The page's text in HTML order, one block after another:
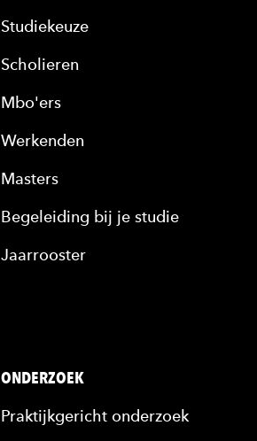
Studiekeuze
Scholieren
Mbo'ers
Werkenden
Masters
Begeleiding bij je studie
Jaarrooster
ONDERZOEK
Praktijkgericht onderzoek